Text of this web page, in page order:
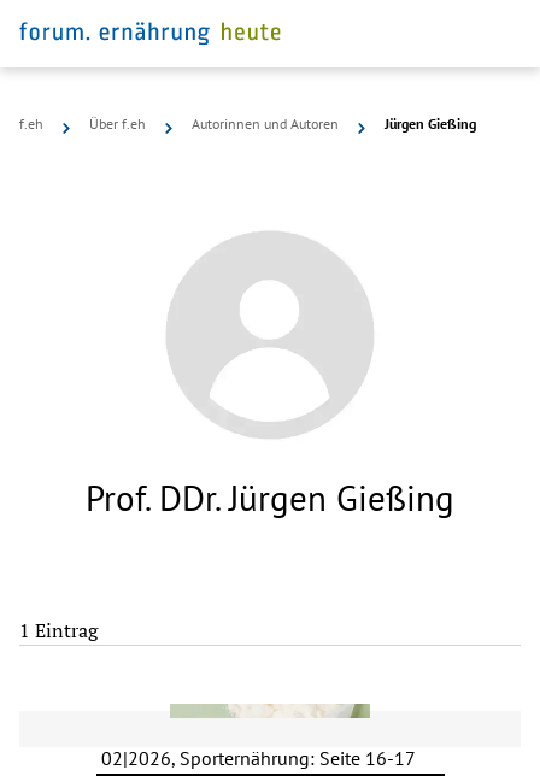
f.eh Über f.eh Autorinnen und Autoren Jürgen Gießing
Prof. DDr. Jürgen Gießing
1 Eintrag
02|2026, Sporternährung: Seite 16-17